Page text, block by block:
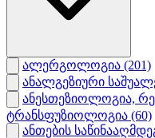
ალერგოლოგია (201)
ანალგეზიური
ანესთეზიოლოგია,
ტრანსფუზიოლოგია (60)
ანთების